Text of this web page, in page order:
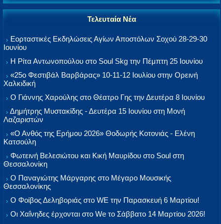
Τελευταία Νέα
Εορταστικές Εκδηλώσεις Αγίων Αποστόλων Σοχού 28-29-30
Ιουνίου
Η Ρίτα Αντωνοπούλου στο Soul Skg την Πέμπτη 25 Ιουνίου
«25ο Φεστιβάλ Βαρβάρας» 10-11-12 Ιουλίου στην Ορεινή
Χαλκιδική
Ο Γιάννης Χαρούλης στο Θέατρο Γης την Δευτέρα 8 Ιουνίου
Δημήτρης Μυστακίδης - Δευτέρα 15 Ιουνίου στη Μονή
Λαζαριστών
«Ο Ανθός της Ερήμου 2026» Θοδωρής Κοτονιάς - Ελένη
Κατσούλη
Φωτεινή Βελεσιώτου και Κική Μαυρίδου στο Soul στη
Θεσσαλονίκη
Ο Παναγιώτης Μάργαρης στο Μέγαρο Μουσικής
Θεσσαλονίκης
Ο Φοίβος Δεληβοριάς στο WE την Παρασκευή 6 Μαρτίου!
Οι Χαΐνηδες έρχονται στο We το Σάββατο 14 Μαρτίου 2026!